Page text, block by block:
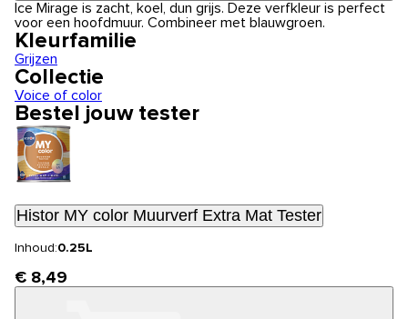
Ice Mirage is zacht, koel, dun grijs. Deze verfkleur is perfect
voor een hoofdmuur. Combineer met blauwgroen.
Kleurfamilie
Grijzen
Collectie
Voice of color
Bestel jouw tester
Histor MY color Muurverf Extra Mat Tester
Inhoud:0.25L
€ 8,49